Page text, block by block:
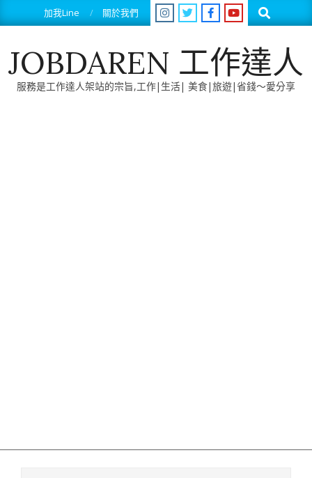
to
加我Line 關於我們 Search
JOBDAREN 工作達人
服務是工作達人架站的宗旨,工作|生活| 美食|旅遊|省錢～愛分享